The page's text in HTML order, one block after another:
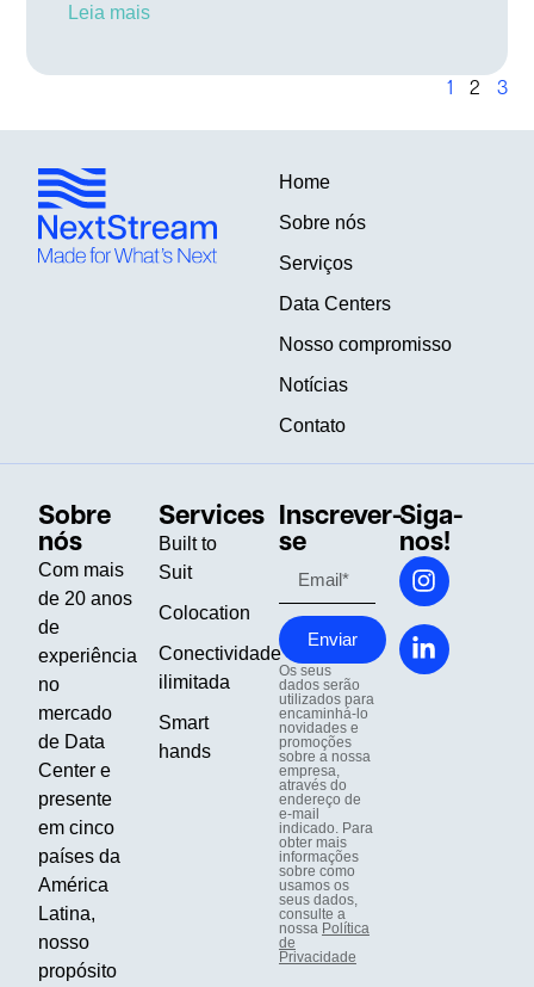
Leia mais
1 2 3
Home
Sobre nós
Serviços
Data Centers
Nosso compromisso
Notícias
Contato
Sobre
nós
Com mais
de 20 anos
de
experiência
no
mercado
de Data
Center e
presente
em cinco
países da
América
Latina,
nosso
propósito
Services
Built to
Suit
Colocation
Conectividade
ilimitada
Smart
hands
Inscrever-
se
Enviar
Os seus
dados serão
utilizados para
encaminhá-lo
novidades e
promoções
sobre a nossa
empresa,
através do
endereço de
e-mail
indicado. Para
obter mais
informações
sobre como
usamos os
seus dados,
consulte a
nossa Política
de
Privacidade
Siga-
nos!